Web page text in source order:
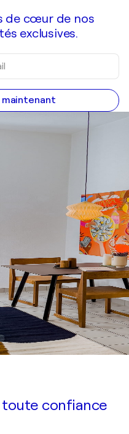
de cœur de nos
exclusives.
confiance